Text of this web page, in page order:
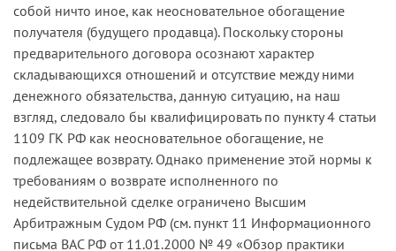
собой ничто иное, как неосновательное обогащение
получателя (будущего продавца). Поскольку стороны
предварительного договора осознают характер
складывающихся отношений и отсутствие между ними
денежного обязательства, данную ситуацию, на наш
взгляд, следовало бы квалифицировать по пункту 4 статьи
1109 ГК РФ как неосновательное обогащение, не
подлежащее возврату. Однако применение этой нормы к
требованиям о возврате исполненного по
недействительной сделке ограничено Высшим
Арбитражным Судом РФ (см. пункт 11 Информационного
письма ВАС РФ от 11.01.2000 № 49 «Обзор практики